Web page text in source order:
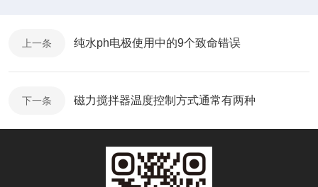
上一条 纯水ph电极使用中的9个致命错误
下一条 磁力搅拌器温度控制方式通常有两种